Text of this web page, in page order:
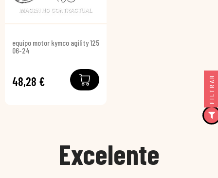
equipo motor kymco agility 125
06-24
48,28 €
Excelente
FILTRAR